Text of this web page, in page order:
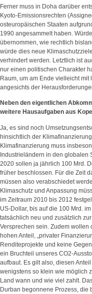
Ferner muss in Doha darüber
Kyoto-Emissionsrechten
osteuropäischen Staaten
1990 angesammelt haben.
übernommen, wie rechtlich
würde dies neue
verhindert werden. Letztlich ist
nur einen politischen Charakter
Raum, um am Ende vielleicht
angesichts der
Neben den eigentlichen
weitere Hausaufgaben aus
Ja, es sind noch
hinsichtlich der
Klimafinanzierung muss
Industrieländern in den globalen
2020 sollen ja jährlich 100 Mrd.
früher beschlossen. Für die Zeit
müssen also verabschiedet
Klimaschutz und Anpassung
im Zeitraum 2010 bis 2012
US-Dollar, bis auf die 100 Mrd.
tatsächlich neu und zusätzlich
Versprechen sein. Zudem
hohen Anteil, „privater
Renditeprojekte und keine
ein Bruchteil unseres CO2-
aufbaut. Es gilt also, diesen
wenigstens so klein wie möglich
Land wann und wie viel zahlt.
Durban begonnene Prozess, die